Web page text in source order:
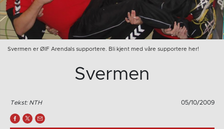
Svermen er ØIF Arendals supportere. Bli kjent med våre supportere her!
Svermen
Tekst: NTH 05/10/2009